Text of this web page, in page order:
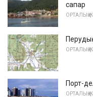
сапар
ОРТАЛЫҚ
ОРТАЛЫҚ
Порт-
ОРТАЛЫҚ